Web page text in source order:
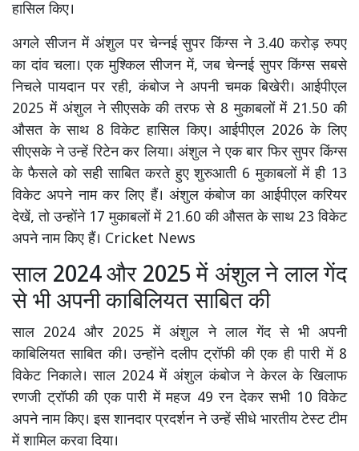
हासिल किए।
अगले सीजन में अंशुल पर चेन्नई सुपर किंग्स ने 3.40 करोड़ रुपए
का दांव चला। एक मुश्किल सीजन में, जब चेन्नई सुपर किंग्स सबसे
निचले पायदान पर रही, कंबोज ने अपनी चमक बिखेरी। आईपीएल
2025 में अंशुल ने सीएसके की तरफ से 8 मुकाबलों में 21.50 की
औसत के साथ 8 विकेट हासिल किए। आईपीएल 2026 के लिए
सीएसके ने उन्हें रिटेन कर लिया। अंशुल ने एक बार फिर सुपर किंग्स
के फैसले को सही साबित करते हुए शुरुआती 6 मुकाबलों में ही 13
विकेट अपने नाम कर लिए हैं। अंशुल कंबोज का आईपीएल करियर
देखें, तो उन्होंने 17 मुकाबलों में 21.60 की औसत के साथ 23 विकेट
अपने नाम किए हैं। Cricket News
साल 2024 और 2025 में अंशुल ने लाल गेंद
से भी अपनी काबिलियत साबित की
साल 2024 और 2025 में अंशुल ने लाल गेंद से भी अपनी
काबिलियत साबित की। उन्होंने दलीप ट्रॉफी की एक ही पारी में 8
विकेट निकाले। साल 2024 में अंशुल कंबोज ने केरल के खिलाफ
रणजी ट्रॉफी की एक पारी में महज 49 रन देकर सभी 10 विकेट
अपने नाम किए। इस शानदार प्रदर्शन ने उन्हें सीधे भारतीय टेस्ट टीम
में शामिल करवा दिया।